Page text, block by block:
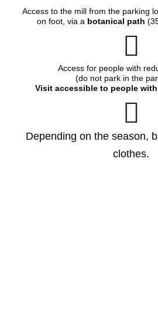
Access to the mill from the parking
on foot, via a botanical path
Access for people with
(do not park in the
Visit accessible to people
Depending on the season,
clothes.